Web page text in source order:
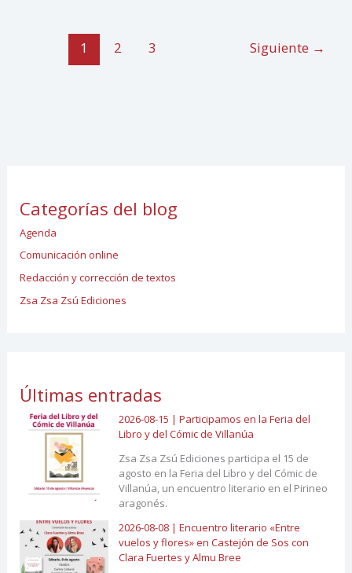
1 2 3 Siguiente →
Categorías del blog
Agenda
Comunicación online
Redacción y corrección de textos
Zsa Zsa Zsú Ediciones
Últimas entradas
2026-08-15 | Participamos en la Feria del
Libro y del Cómic de Villanúa
Zsa Zsa Zsú Ediciones participa el 15 de
agosto en la Feria del Libro y del Cómic de
Villanúa, un encuentro literario en el Pirineo
aragonés.
2026-08-08 | Encuentro literario «Entre
vuelos y flores» en Castejón de Sos con
Clara Fuertes y Almu Bree